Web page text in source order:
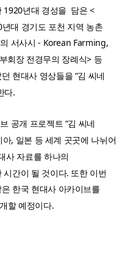
1920년대 경성을 담은 <
대 경기도 포천 지역 농촌
서사시 - Korean Farming,
회장 전경무의 장례식> 등
현대사 영상들을 “김 씨네
다.
공개 프로젝트 “김 씨네
, 일본 등 세계 곳곳에 나뉘어
사 자료를 하나의
간이 될 것이다. 또한 이번
한국 현대사 아카이브를
할 예정이다.